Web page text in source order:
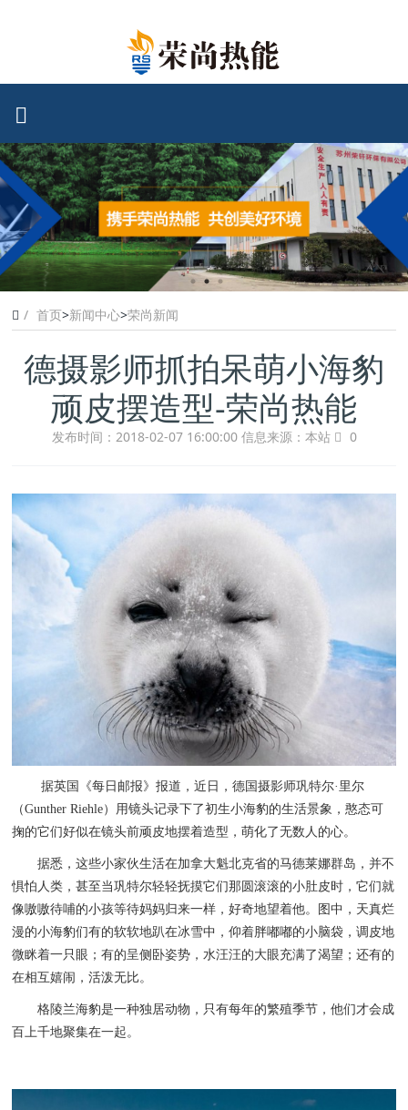
首页>新闻中心>荣尚新闻
德摄影师抓拍呆萌小海豹
顽皮摆造型-荣尚热能
发布时间：2018-02-07 16:00:00 信息来源：本站 0
据英国《每日邮报》报道，近日，德国摄影师巩特尔·里尔
（Gunther Riehle）用镜头记录下了初生小海豹的生活景象，憨态可
掬的它们好似在镜头前顽皮地摆着造型，萌化了无数人的心。
据悉，这些小家伙生活在加拿大魁北克省的马德莱娜群岛，并不
惧怕人类，甚至当巩特尔轻轻抚摸它们那圆滚滚的小肚皮时，它们就
像嗷嗷待哺的小孩等待妈妈归来一样，好奇地望着他。图中，天真烂
漫的小海豹们有的软软地趴在冰雪中，仰着胖嘟嘟的小脑袋，调皮地
微眯着一只眼；有的呈侧卧姿势，水汪汪的大眼充满了渴望；还有的
在相互嬉闹，活泼无比。
格陵兰海豹是一种独居动物，只有每年的繁殖季节，他们才会成
百上千地聚集在一起。